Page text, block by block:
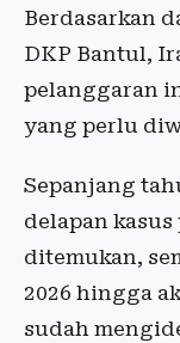
Berdasarkan
DKP Bantul,
pelanggaran
yang perlu
Sepanjang
delapan
ditemukan,
2026 hingga
sudah